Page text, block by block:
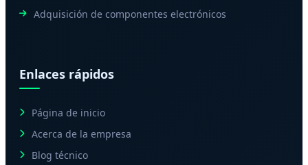
Adquisición de componentes electrónicos
Enlaces rápidos
Página de inicio
Acerca de la empresa
Blog técnico